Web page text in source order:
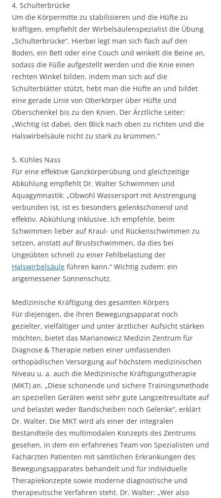
4. Schulterbrücke
Um die Körpermitte zu stabilisieren und die Hüfte zu
kräftigen, empfiehlt der Wirbelsäulenspezialist die Übung
„Schulterbrücke“. Hierbei legt man sich flach auf den
Boden, ein Bett oder eine Couch und winkelt die Beine an,
sodass die Füße aufgestellt werden und die Knie einen
rechten Winkel bilden. Indem man sich auf die
Schulterblätter stützt, hebt man die Hüfte an und bildet
eine gerade Linie von Oberkörper über Hüfte und
Oberschenkel bis zu den Knien. Der Ärztliche Leiter:
„Wichtig ist dabei, den Blick nach oben zu richten und die
Halswirbelsäule nicht zu stark zu krümmen.“
5. Kühles Nass
Für eine effektive Ganzkörperübung und gleichzeitige
Abkühlung empfiehlt Dr. Walter Schwimmen und
Aquagymnastik: „Obwohl Wassersport mit Anstrengung
verbunden ist, ist es besonders gelenkschonend und
effektiv. Abkühlung inklusive. Ich empfehle, beim
Schwimmen lieber auf Kraul- und Rückenschwimmen zu
setzen, anstatt auf Brustschwimmen, da dies bei
Ungeübten schnell zu einer Fehlbelastung der
Halswirbelsäule führen kann.“ Wichtig zudem: ein
angemessener Sonnenschutz.
Medizinische Kräftigung des gesamten Körpers
Für diejenigen, die ihren Bewegungsapparat noch
gezielter, vielfältiger und unter ärztlicher Aufsicht stärken
möchten, bietet das Marianowicz Medizin Zentrum für
Diagnose & Therapie neben einer umfassenden
orthopädischen Versorgung auf höchstem medizinischen
Niveau u. a. auch die Medizinische Kräftigungstherapie
(MKT) an. „Diese schonende und sichere Trainingsmethode
an speziellen Geräten weist sehr gute Langzeitresultate auf
und belastet weder Bandscheiben noch Gelenke“, erklärt
Dr. Walter. Die MKT wird als einer der integralen
Bestandteile des multimodalen Konzepts des Zentrums
gesehen, in dem ein erfahrenes Team von Spezialisten und
Fachärzten Patienten mit sämtlichen Erkrankungen des
Bewegungsapparates behandelt und für individuelle
Therapiekonzepte sowie moderne diagnostische und
therapeutische Verfahren steht. Dr. Walter: „Wer also